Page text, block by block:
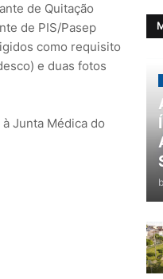
de Quitação
de PIS/Pasep
como requisito
e duas fotos
Junta Médica do